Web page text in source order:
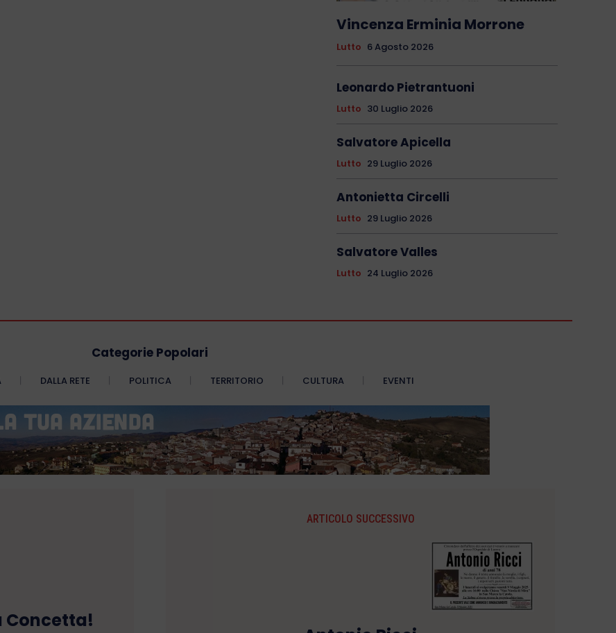
Vincenza Erminia Morrone
Lutto 6 Agosto 2026
Leonardo Pietrantuoni
Lutto 30 Luglio 2026
Salvatore Apicella
Lutto 29 Luglio 2026
Antonietta Circelli
Lutto 29 Luglio 2026
Salvatore Valles
Lutto 24 Luglio 2026
Categorie Popolari
DALLA RETE POLITICA TERRITORIO CULTURA EVENTI
Concetta!
ARTICOLO SUCCESSIVO